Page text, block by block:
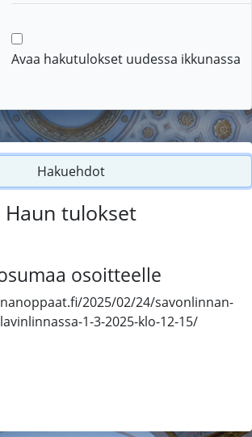
Avaa hakutulokset uudessa ikkunassa
Hakuehdot
Haun tulokset
osoitteelle
2025/02/24/savonlinnan-
1-3-2025-klo-12-15/